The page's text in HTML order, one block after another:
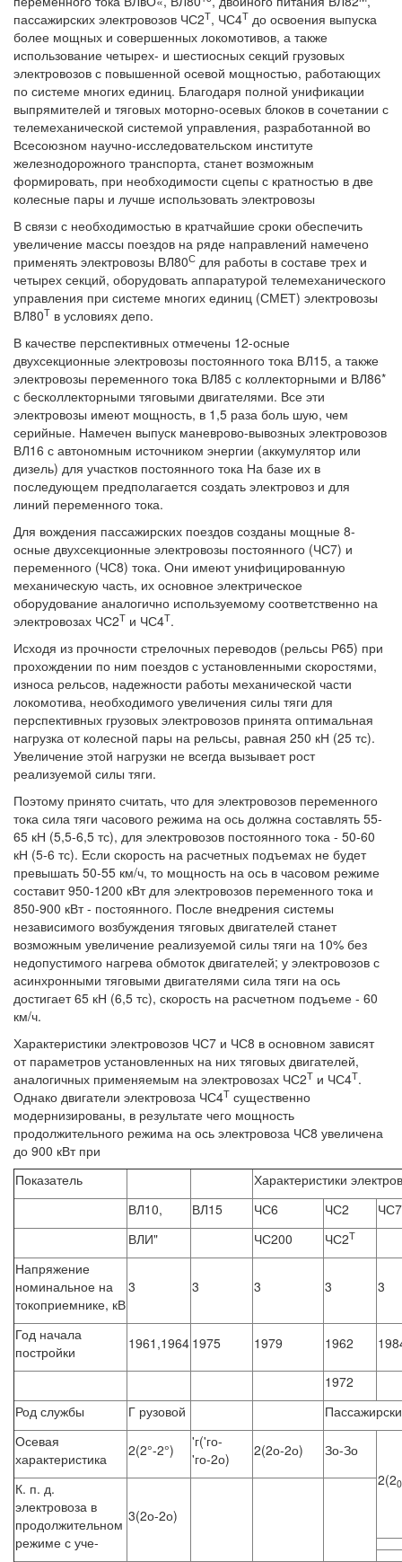
пассажирских электровозов ЧС2Т, ЧС4Т до освоения выпуска
более мощных и совершенных локомотивов, а также
использование четырех- и шестиосных секций грузовых
электровозов с повышенной осевой мощностью, работающих
по системе многих единиц. Благодаря полной унификации
выпрямителей и тяговых моторно-осевых блоков в сочетании с
телемеханической системой управления, разработанной во
Всесоюзном научно-исследовательском институте
железнодорожного транспорта, станет возможным
формировать, при необходимости сцепы с кратностью в две
колесные пары и лучше использовать электровозы
В связи с необходимостью в кратчайшие сроки обеспечить
увеличение массы поездов на ряде направлений намечено
применять электровозы ВЛ80С для работы в составе трех и
четырех секций, оборудовать аппаратурой телемеханического
управления при системе многих единиц (СМЕТ) электровозы
ВЛ80Т в условиях депо.
В качестве перспективных отмечены 12-осные
двухсекционные электровозы постоянного тока ВЛ15, а также
электровозы переменного тока ВЛ85 с коллекторными и ВЛ86*
с бесколлекторными тяговыми двигателями. Все эти
электровозы имеют мощность, в 1,5 раза боль шую, чем
серийные. Намечен выпуск маневрово-вывозных электровозов
ВЛ16 с автономным источником энергии (аккумулятор или
дизель) для участков постоянного тока На базе их в
последующем предполагается создать электровоз и для
линий переменного тока.
Для вождения пассажирских поездов созданы мощные 8-
осные двухсекционные электровозы постоянного (ЧС7) и
переменного (ЧС8) тока. Они имеют унифицированную
механическую часть, их основное электрическое
оборудование аналогично используемому соответственно на
электровозах ЧС2Т и ЧС4Т.
Исходя из прочности стрелочных переводов (рельсы Р65) при
прохождении по ним поездов с установленными скоростями,
износа рельсов, надежности работы механической части
локомотива, необходимого увеличения силы тяги для
перспективных грузовых электровозов принята оптимальная
нагрузка от колесной пары на рельсы, равная 250 кН (25 тс).
Увеличение этой нагрузки не всегда вызывает рост
реализуемой силы тяги.
Поэтому принято считать, что для электровозов переменного
тока сила тяги часового режима на ось должна составлять 55-
65 кН (5,5-6,5 тс), для электровозов постоянного тока - 50-60
кН (5-6 тс). Если скорость на расчетных подъемах не будет
превышать 50-55 км/ч, то мощность на ось в часовом режиме
составит 950-1200 кВт для электровозов переменного тока и
850-900 кВт - постоянного. После внедрения системы
независимого возбуждения тяговых двигателей станет
возможным увеличение реализуемой силы тяги на 10% без
недопустимого нагрева обмоток двигателей; у электровозов с
асинхронными тяговыми двигателями сила тяги на ось
достигает 65 кН (6,5 тс), скорость на расчетном подъеме - 60
км/ч.
Характеристики электровозов ЧС7 и ЧС8 в основном зависят
от параметров установленных на них тяговых двигателей,
аналогичных применяемым на электровозах ЧС2Т и ЧС4Т.
Однако двигатели электровоза ЧС4Т существенно
модернизированы, в результате чего мощность
продолжительного режима на ось электровоза ЧС8 увеличена
до 900 кВт при
Показатель
Характеристики
ВЛ10,
ВЛ15 ЧС6 ЧС2
ЧС7
ВЛИ"
ЧС200 ЧС2Т
Напряжение
номинальное на
токоприемнике, кВ
3 3 3 3 3
Год начала
постройки
1961,1964 1975 1979 1962
1972
Род службы
Г рузовой
Осевая
характеристика
2(2°-2°)
'г('го-
'го-2о)
2(2о-2о)
Зо-Зо
2(20
К. п. д.
электровоза в
продолжительном
режиме с уче-
3(2о-2о)